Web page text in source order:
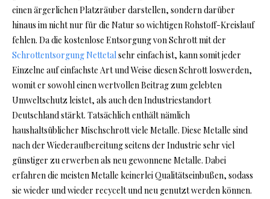
einen ärgerlichen Platzräuber darstellen, sondern darüber
hinaus im nicht nur für die Natur so wichtigen Rohstoff-Kreislauf
fehlen. Da die kostenlose Entsorgung von Schrott mit der
Schrottentsorgung Nettetalsehr einfach ist, kann somit jeder
Einzelne auf einfachste Art und Weise diesen Schrott loswerden,
womit er sowohl einen wertvollen Beitrag zum gelebten
Umweltschutz leistet, als auch den Industriestandort
Deutschland stärkt. Tatsächlich enthält nämlich
haushaltsüblicher Mischschrott viele Metalle. Diese Metalle sind
nach der Wiederaufbereitung seitens der Industrie sehr viel
günstiger zu erwerben als neu gewonnene Metalle. Dabei
erfahren die meisten Metalle keinerlei Qualitätseinbußen, sodass
sie wieder und wieder recycelt und neu genutzt werden können.